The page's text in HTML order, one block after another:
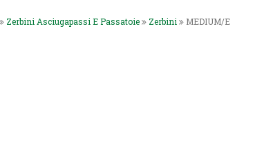
Zerbini Asciugapassi E Passatoie Zerbini MEDIUM/E